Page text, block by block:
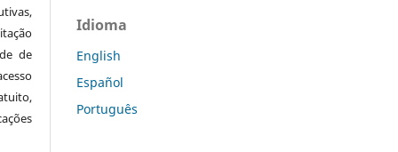
de
Idioma
English
Español
Português